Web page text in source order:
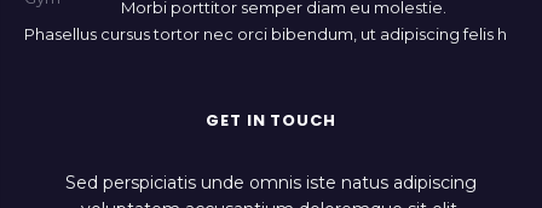
Morbi porttitor semper diam eu molestie.
Phasellus cursus tortor nec orci bibendum, ut adipiscing felis h
GET IN TOUCH
Sed perspiciatis unde omnis iste natus adipiscing